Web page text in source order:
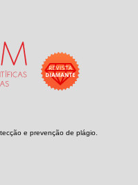
e prevenção de plágio.